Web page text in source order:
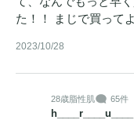
た！！ まじで買って
2023/10/28
28歳脂性肌 65件
h____r____u____